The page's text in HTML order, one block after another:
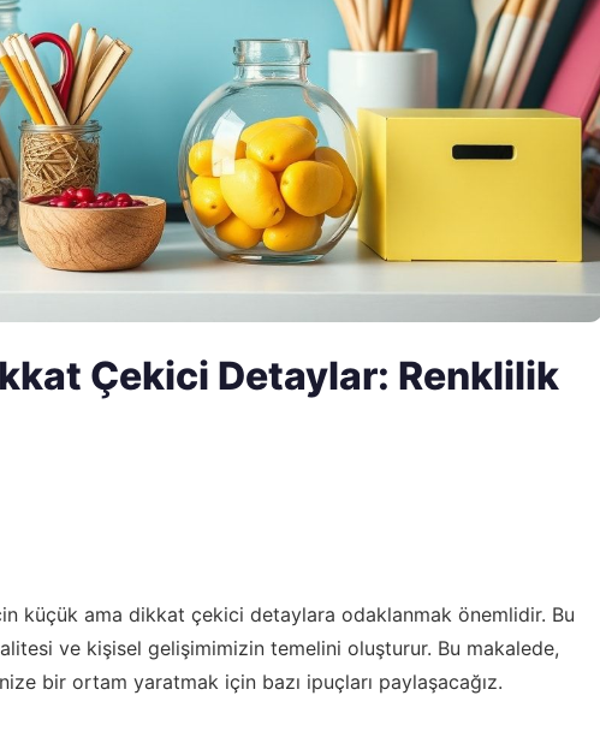
Çekici Detaylar: Renklilik
küçük ama dikkat çekici detaylara odaklanmak önemlidir. Bu
ve kişisel gelişimimizin temelini oluşturur. Bu makalede,
bir ortam yaratmak için bazı ipuçları paylaşacağız.